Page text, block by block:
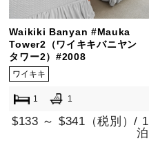
Waikiki Banyan #Mauka
Tower2（ワイキキバニヤン
タワー2）#2008
ワイキキ
1 1
$133 ～ $341（税別）/ 1
泊